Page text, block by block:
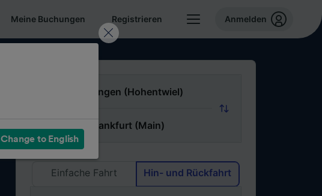
Meine Buchungen Registrieren Anmelden
Via
Einfache Fahrt
Hin- und Rückfahrt
Change to English